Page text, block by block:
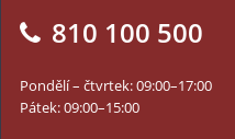
810 100 500
Pondělí – čtvrtek: 09:00–17:00
Pátek: 09:00–15:00